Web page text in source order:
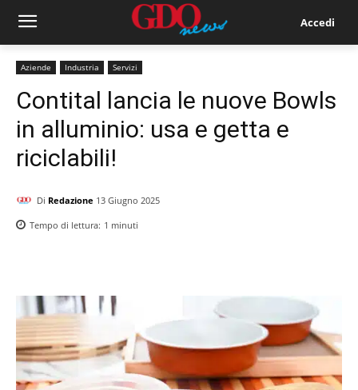
Accedi
Aziende Industria Servizi
Contital lancia le nuove Bowls
in alluminio: usa e getta e
riciclabili!
Di Redazione 13 Giugno 2025
Tempo di lettura: 1 minuti